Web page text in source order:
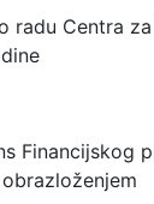
radu Centra
Financijskog